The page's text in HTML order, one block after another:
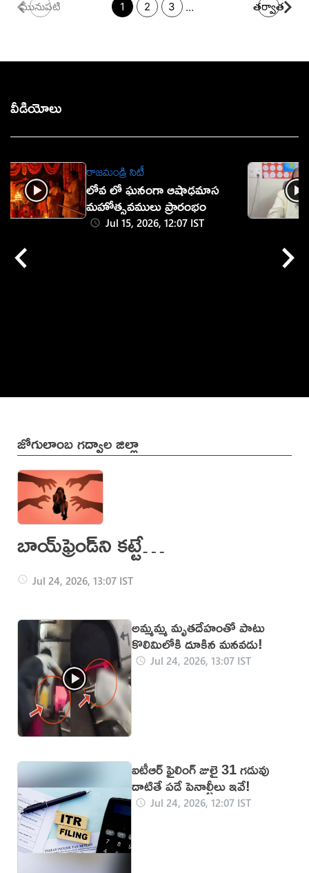
మునుపటి 1 2 3 ... తర్వాత
వీడియోలు
రాజమండ్రి సిటీ
లోవ లో ఘనంగా ఆషాఢమాస
మహోత్సవములు ప్రారంభం
Jul 15, 2026, 12:07 IST
జోగులాంబ గద్వాల జిల్లా
బాయ్‌ఫ్రెండ్‌ని కట్టేసి..
నీట్‌ విద్యార్థినిపై
సామూహిక
అత్యాచారం
Jul 24, 2026, 13:07 IST
అమ్మమ్మ మృతదేహంతో పాటు
కొలిమిలోకి దూకిన మనవడు!
Jul 24, 2026, 13:07 IST
ఐటీఆర్ ఫైలింగ్ జులై 31 గడువు
దాటితే పడే పెనాల్టీలు ఇవే!
Jul 24, 2026, 12:07 IST